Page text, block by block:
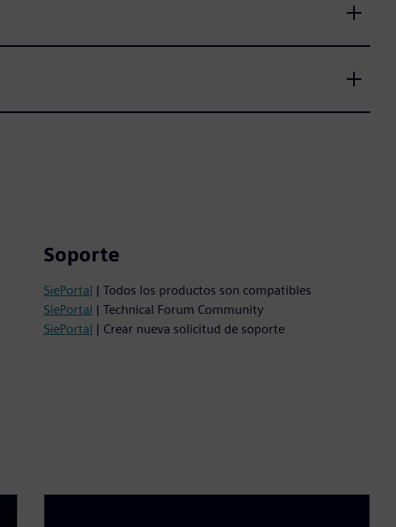
Soporte
SiePortal | Todos los productos son compatibles
SiePortal | Technical Forum Community
SiePortal | Crear nueva solicitud de soporte